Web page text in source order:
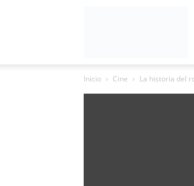
Inicio Cine La historia del